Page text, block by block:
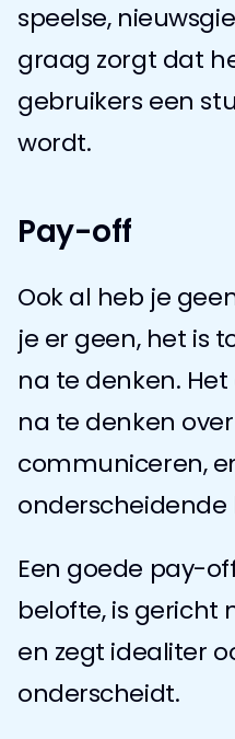
speelse,
graag zorgt dat
gebruikers een
wordt.
Pay-off
Ook al heb je
je er geen, het is
na te denken.
na te denken
communiceren,
onderscheidende
Een goede pay-
belofte, is gericht
en zegt idealiter
onderscheidt.